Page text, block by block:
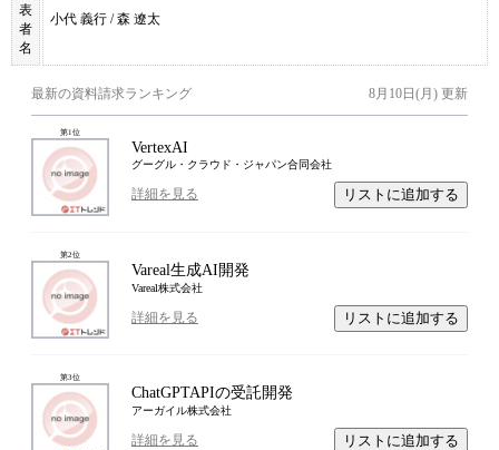
表
者
名
小代 義行 / 森 遼太
最新の資料請求ランキング 8月10日(月) 更新
第1位
VertexAI
グーグル・クラウド・ジャパン合同会社
詳細を見る リストに追加する
第2位
Vareal生成AI開発
Vareal株式会社
詳細を見る リストに追加する
第3位
ChatGPTAPIの受託開発
アーガイル株式会社
詳細を見る リストに追加する